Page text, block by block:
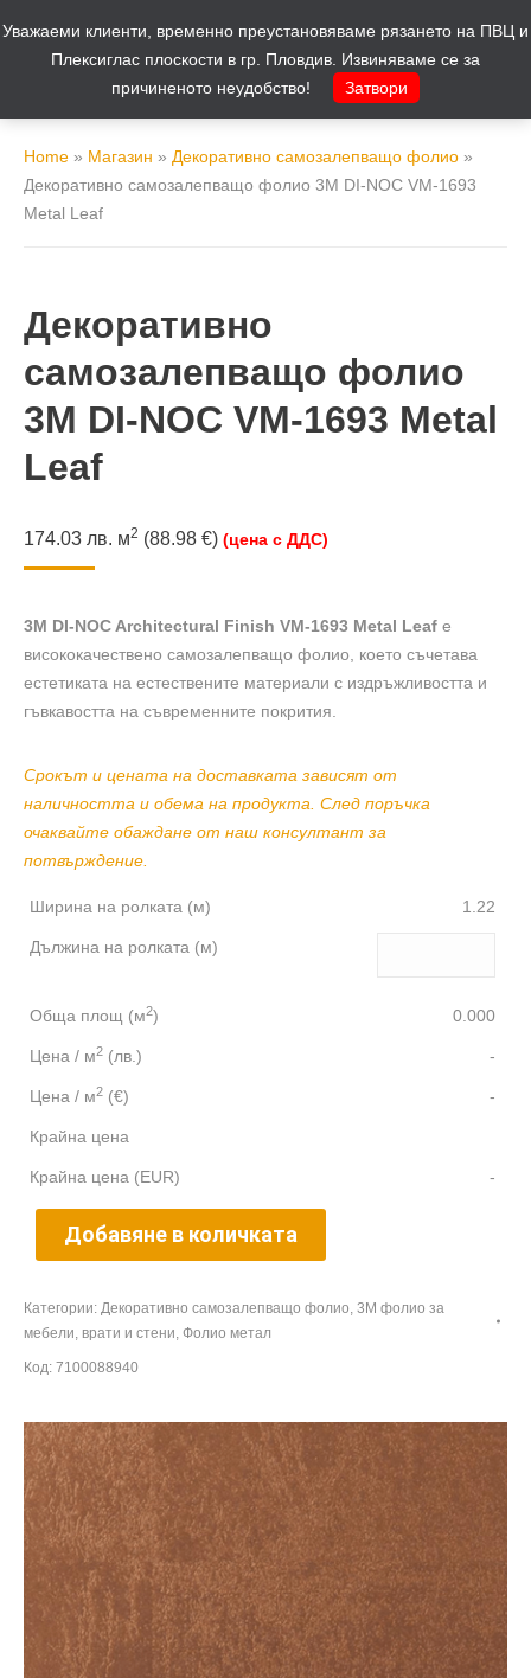
Home » Магазин » Декоративно самозалепващо фолио »
Декоративно самозалепващо фолио 3M DI-NOC VM-1693
Metal Leaf
Декоративно
самозалепващо фолио
3M DI-NOC VM-1693 Metal
Leaf
174.03 лв. м2 (88.98 €) (цена с ДДС)
3M DI-NOC Architectural Finish VM-1693 Metal Leaf е
висококачествено самозалепващо фолио, което съчетава
естетиката на естествените материали с издръжливостта и
гъвкавостта на съвременните покрития.
Срокът и цената на доставката зависят от
наличността и обема на продукта. След поръчка
очаквайте обаждане от наш консултант за
потвърждение.
Ширина на ролката (м) 1.22
Дължина на ролката (м)
Обща площ (м2) 0.000
Цена / м2 (лв.) -
Цена / м2 (€) -
Крайна цена
Крайна цена (EUR) -
Добавяне в количката
Категории: Декоративно самозалепващо фолио, 3M фолио за
мебели, врати и стени, Фолио метал
Код: 7100088940
Уважаеми клиенти, временно преустановяваме рязането на ПВЦ и
Плексиглас плоскости в гр. Пловдив. Извиняваме се за
причиненото неудобство!
Затвори